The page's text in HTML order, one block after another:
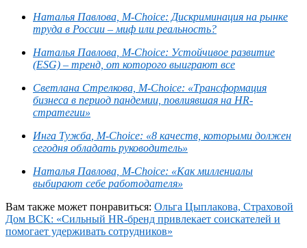
Наталья Павлова, М-Choice: Дискриминация на рынке
труда в России – миф или реальность?
Наталья Павлова, М-Choice: Устойчивое развитие
(ESG) – тренд, от которого выиграют все
Светлана Стрелкова, M-Choice: «Трансформация
бизнеса в период пандемии, повлиявшая на HR-
стратегии»
Инга Тужба , M-Choice: «8 качеств, которыми должен
сегодня обладать руководитель»
Наталья Павлова, М-Choice: «Как миллениалы
выбирают себе работодателя»
Вам также может понравиться: Ольга Цыплакова, Страховой
Дом ВСК: «Сильный HR-бренд привлекает соискателей и
помогает удерживать сотрудников»